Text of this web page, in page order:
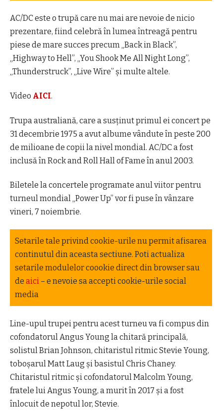
AC/DC este o trupă care nu mai are nevoie de nicio
prezentare, fiind celebră în lumea întreagă pentru
piese de mare succes precum „Back in Black”,
„Highway to Hell”, „You Shook Me All Night Long”,
„Thunderstruck”, „Live Wire” şi multe altele.
Video AICI.
Trupa australiană, care a susținut primul ei concert pe
31 decembrie 1975 a avut albume vândute în peste 200
de milioane de copii la nivel mondial. AC/DC a fost
inclusă în Rock and Roll Hall of Fame în anul 2003.
Biletele la concertele programate anul viitor pentru
turneul mondial „Power Up” vor fi puse în vânzare
vineri, 7 noiembrie.
Setarile tale privind cookie-urile nu permit afisarea
continutul din aceasta sectiune. Poti actualiza
setarile modulelor coookie direct din browser sau
de aici – e nevoie sa accepti cookie-urile social
media
Line-upul trupei pentru acest turneu va fi compus din
cofondatorul Angus Young la chitară principală,
solistul Brian Johnson, chitaristul ritmic Stevie Young,
toboşarul Matt Laug şi basistul Chris Chaney.
Chitaristul ritmic şi cofondatorul Malcolm Young,
fratele lui Angus Young, a murit în 2017 şi a fost
înlocuit de nepotul lor, Stevie.